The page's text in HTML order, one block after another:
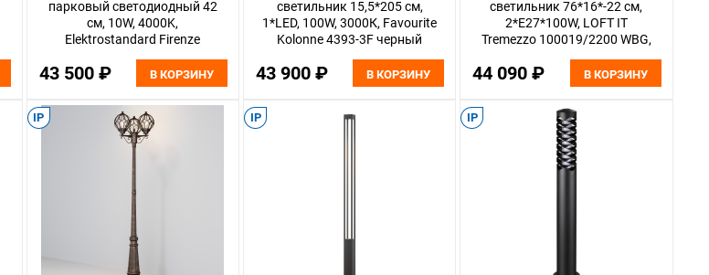
парковый светодиодный 42
см, 10W, 4000K,
Elektrostandard Firenze
43 500 ₽ В КОРЗИНУ
светильник 15,5*205 см,
1*LED, 100W, 3000К, Favourite
Kolonne 4393-3F черный
43 900 ₽ В КОРЗИНУ
светильник 76*16*-22 см,
2*E27*100W, LOFT IT
Tremezzo 100019/2200 WBG,
44 090 ₽ В КОРЗИНУ
IP IP IP